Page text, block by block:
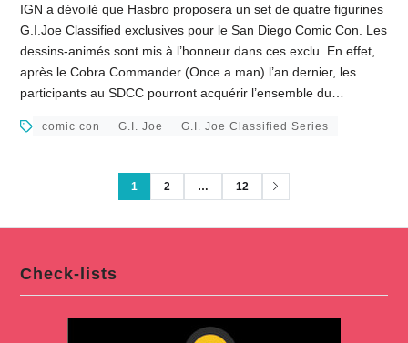
IGN a dévoilé que Hasbro proposera un set de quatre figurines
G.I.Joe Classified exclusives pour le San Diego Comic Con. Les
dessins-animés sont mis à l’honneur dans ces exclu. En effet,
après le Cobra Commander (Once a man) l’an dernier, les
participants au SDCC pourront acquérir l’ensemble du…
comic con G.I. Joe G.I. Joe Classified Series
1 2 … 12
Check-lists